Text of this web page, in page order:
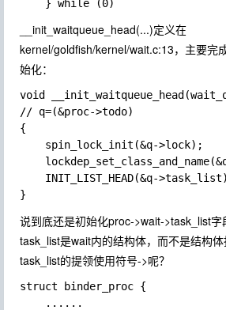
__init_waitqueue_head(...)定义在
kernel/goldfish/kernel/wait.c:13，主要完
始化：
void
// q=(&proc->todo)
{
    spin_lock_init(&q->lock);
INIT_LIST_HEAD(&q-
说到底还是初始化proc->wait->task_list
task_list是wait内的结构体，而不是结构
task_list的提领使用符号->呢？
struct binder_proc {
    ......